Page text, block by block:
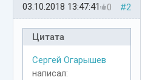
#2
0
03.10.2018 13:47:41
Цитата
Сергей Огарышев
написал: